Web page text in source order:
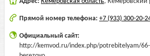
Прямой номер телефона: +7 (933) 300-20-
Официальный сайт:
http://kemvod.ru/index.php/potrebitelyam/